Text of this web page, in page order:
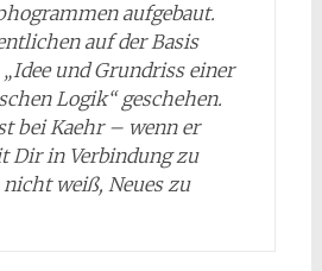
aufgebaut.
auf der Basis
und Grundriss einer
Logik“ geschehen.
bei Kaehr – wenn er
Dir in Verbindung zu
weiß, Neues zu